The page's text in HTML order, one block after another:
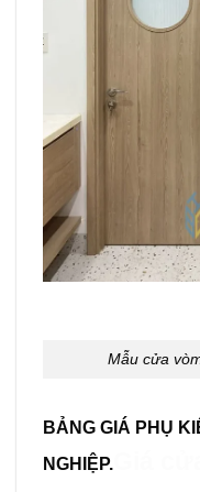
Mẫu cửa
BẢNG GIÁ PHỤ
NGHIỆP.